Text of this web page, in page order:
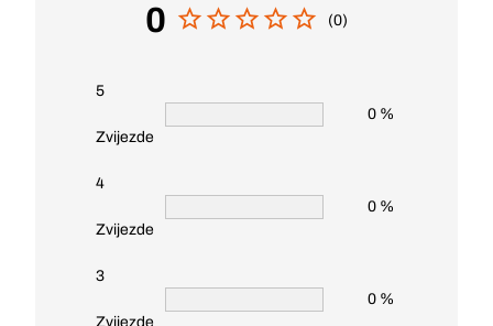
0 (0)
5
Zvijezde
0 %
4
Zvijezde
0 %
3
Zvijezde
0 %